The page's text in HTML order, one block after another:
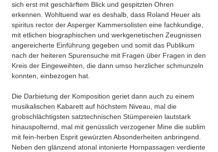
sich erst mit geschärftem Blick und gespitzten Ohren
erkennen. Wohltuend war es deshalb, dass Roland Heuer als
spiritus rector der Asperger Kammersolisten eine fachkundige,
mit etlichen biographischen und werkgenetischen Zeugnissen
angereicherte Einführung gegeben und somit das Publikum
nach der heiteren Spurensuche mit Fragen über Fragen in den
Kreis der Eingeweihten, die dann umso herzlicher schmunzeln
konnten, einbezogen hat.
Die Darbietung der Komposition geriet dann auch zu einem
musikalischen Kabarett auf höchstem Niveau, mal die
grobschlächtigsten satztechnischen Stümpereien lautstark
hinauspolternd, mal mit genüsslich verzogener Mine die sublim
mit fein-herben Esprit gewürzten Absonderheiten anbringend.
Neben den glänzend atonal intonierte Hornpassagen verdiente